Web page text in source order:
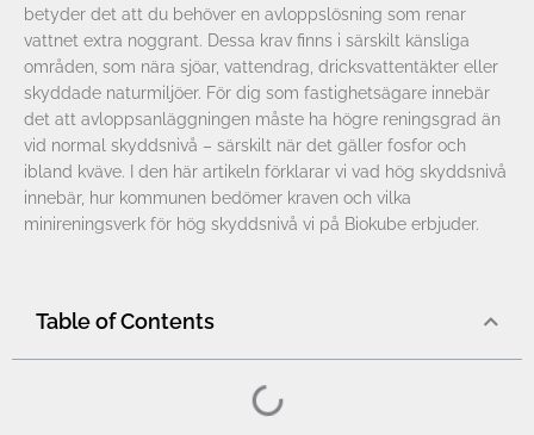
betyder det att du behöver en avloppslösning som renar
vattnet extra noggrant. Dessa krav finns i särskilt känsliga
områden, som nära sjöar, vattendrag, dricksvattentäkter eller
skyddade naturmiljöer. För dig som fastighetsägare innebär
det att avloppsanläggningen måste ha högre reningsgrad än
vid normal skyddsnivå – särskilt när det gäller fosfor och
ibland kväve. I den här artikeln förklarar vi vad hög skyddsnivå
innebär, hur kommunen bedömer kraven och vilka
minireningsverk för hög skyddsnivå vi på Biokube erbjuder.
Table of Contents